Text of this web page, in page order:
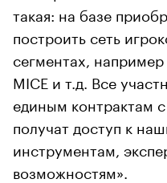
такая: на базе
построить сеть
сегментах, например
MICE и т.д. Все
единым контрактам
получат доступ к
инструментам,
возможностям».